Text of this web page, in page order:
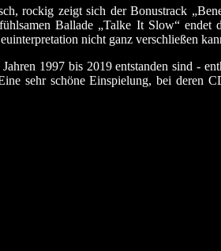
rockig zeigt sich der Bonustrack
Ballade „Talke It Slow“ endet
nicht ganz verschließen
1997 bis 2019 entstanden sind -
sehr schöne Einspielung, bei deren